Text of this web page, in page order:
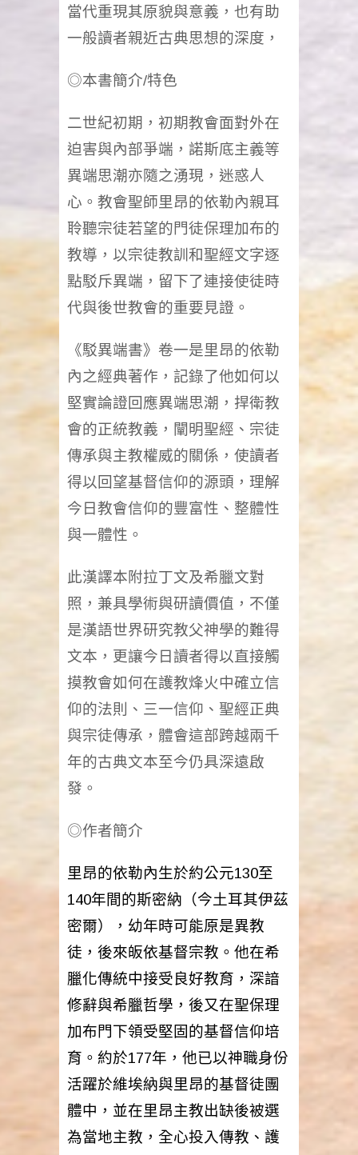
當代重現其原貌與意義，也有助
一般讀者親近古典思想的深度，
◎本書簡介/特色
二世紀初期，初期教會面對外在
迫害與內部爭端，諾斯底主義等
異端思潮亦隨之湧現，迷惑人
心。教會聖師里昂的依勒內親耳
聆聽宗徒若望的門徒保理加布的
教導，以宗徒教訓和聖經文字逐
點駁斥異端，留下了連接使徒時
代與後世教會的重要見證。
《駁異端書》卷一是里昂的依勒
內之經典著作，記錄了他如何以
堅實論證回應異端思潮，捍衛教
會的正統教義，闡明聖經、宗徒
傳承與主教權威的關係，使讀者
得以回望基督信仰的源頭，理解
今日教會信仰的豐富性、整體性
與一體性。
此漢譯本附拉丁文及希臘文對
照，兼具學術與研讀價值，不僅
是漢語世界研究教父神學的難得
文本，更讓今日讀者得以直接觸
摸教會如何在護教烽火中確立信
仰的法則、三一信仰、聖經正典
與宗徒傳承，體會這部跨越兩千
年的古典文本至今仍具深遠啟
發。
◎作者簡介
里昂的依勒內生於約公元130至
140年間的斯密納（今土耳其伊茲
密爾），幼年時可能原是異教
徒，後來皈依基督宗教。他在希
臘化傳統中接受良好教育，深諳
修辭與希臘哲學，後又在聖保理
加布門下領受堅固的基督信仰培
育。約於177年，他已以神職身份
活躍於維埃納與里昂的基督徒團
體中，並在里昂主教出缺後被選
為當地主教，全心投入傳教、護